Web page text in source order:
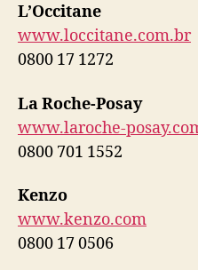
L’Occitane
www.loccitane.com.br
0800 17 1272
La Roche-Posay
www.laroche-
0800 701 1552
Kenzo
www.kenzo.com
0800 17 0506